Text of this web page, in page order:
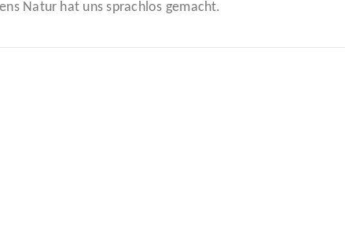
Natur hat uns sprachlos gemacht.